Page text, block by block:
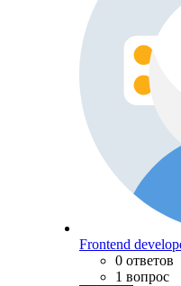
Frontend
0 ответов
1 вопрос